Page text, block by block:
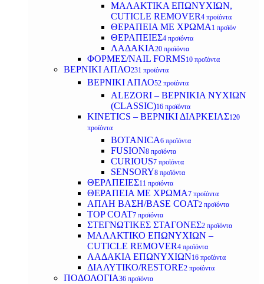
ΜΑΛΑΚΤΙΚΑ ΕΠΩΝΥΧΙΩΝ,
CUTICLE REMOVER4 προϊόντα
ΘΕΡΑΠΕΙΑ ΜΕ ΧΡΩΜΑ 1 προϊόν
ΘΕΡΑΠΕΙΕΣ4 προϊόντα
ΛΑΔΑΚΙΑ20 προϊόντα
ΦΟΡΜΕΣ/NAIL FORMS10 προϊόντα
ΒΕΡΝΙΚΙ ΑΠΛΟ231 προϊόντα
ΒΕΡΝΙΚΙ ΑΠΛΟ52 προϊόντα
ALEZORI – ΒΕΡΝΙΚΙΑ ΝΥΧΙΩΝ
(CLASSIC)16 προϊόντα
KINETICS – ΒΕΡΝΙΚΙ ΔΙΑΡΚΕΙΑΣ120
προϊόντα
BOTANICA6 προϊόντα
FUSION8 προϊόντα
CURIOUS7 προϊόντα
SENSORY8 προϊόντα
ΘΕΡΑΠΕΙΕΣ11 προϊόντα
ΘΕΡΑΠΕΙΑ ΜΕ ΧΡΩΜΑ7 προϊόντα
ΑΠΛΗ ΒΑΣΗ/BASE COAT2 προϊόντα
TOP COAT7 προϊόντα
ΣΤΕΓΝΩΤΙΚΕΣ ΣΤΑΓΟΝΕΣ2 προϊόντα
ΜΑΛΑΚΤΙΚΟ ΕΠΩΝΥΧΙΩΝ –
CUTICLE REMOVER4 προϊόντα
ΛΑΔΑΚΙΑ ΕΠΩΝΥΧΙΩΝ16 προϊόντα
ΔΙΑΛΥΤΙΚΟ/RESTORE2 προϊόντα
ΠΟΔΟΛΟΓΙΑ36 προϊόντα